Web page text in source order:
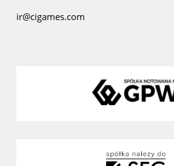
ir@cigames.com